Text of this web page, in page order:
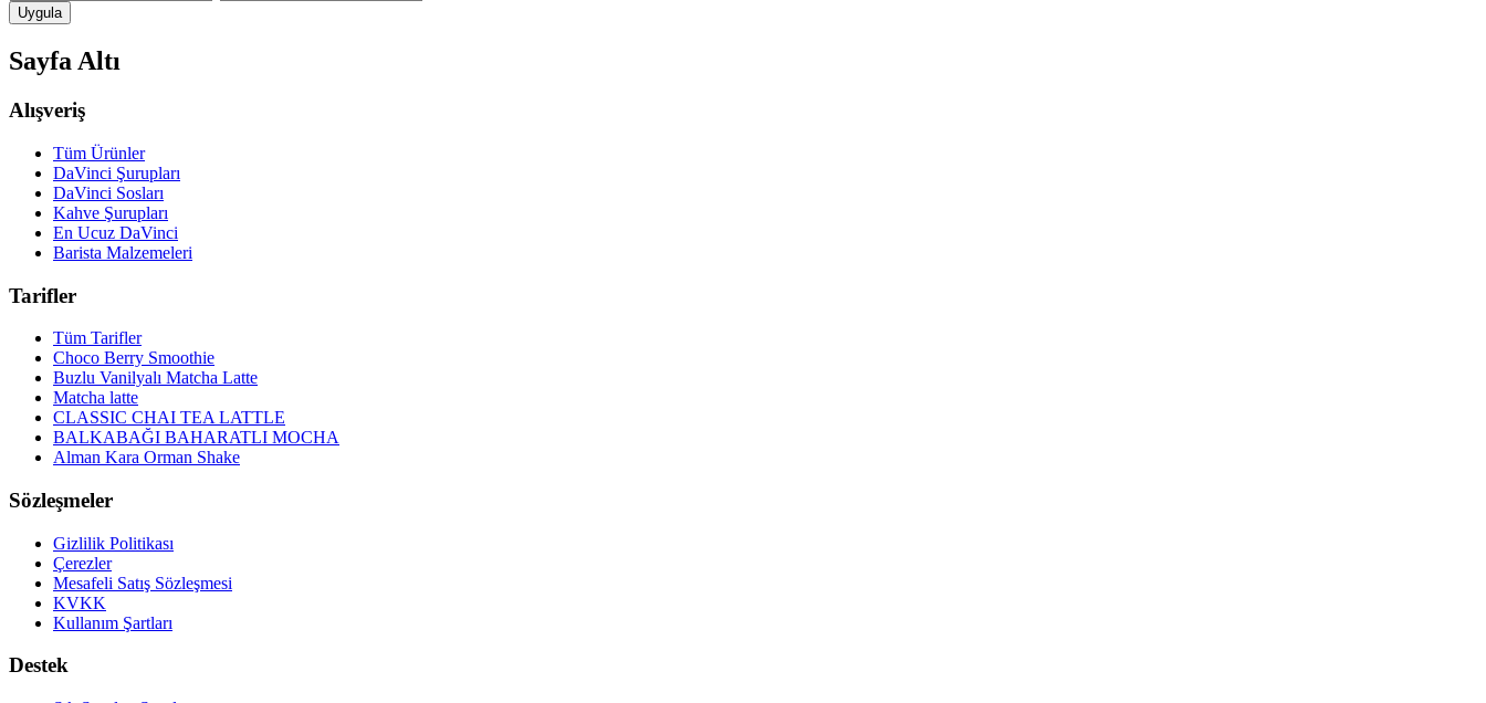
Uygula
Sayfa Altı
Alışveriş
Tüm Ürünler
DaVinci Şurupları
DaVinci Sosları
Kahve Şurupları
En Ucuz DaVinci
Barista Malzemeleri
Tarifler
Tüm Tarifler
Choco Berry Smoothie
Buzlu Vanilyalı Matcha Latte
Matcha latte
CLASSIC CHAI TEA LATTLE
BALKABAĞI BAHARATLI MOCHA
Alman Kara Orman Shake
Sözleşmeler
Gizlilik Politikası
Çerezler
Mesafeli Satış Sözleşmesi
KVKK
Kullanım Şartları
Destek